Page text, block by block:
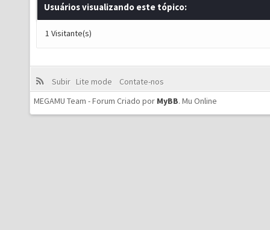
Usuários visualizando este tópico:
1 Visitante(s)
Subir Lite mode
Contate-nos
MEGAMU Team - Forum Criado por MyBB. Mu Online